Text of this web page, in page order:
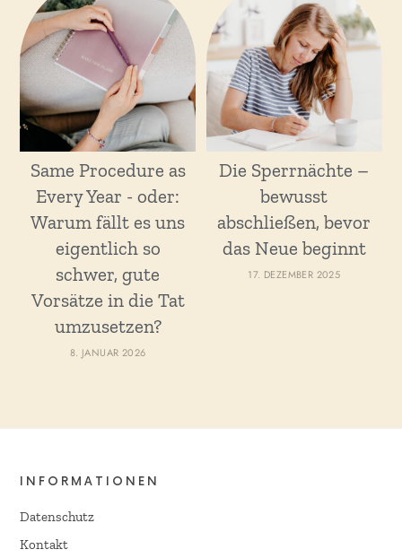
Same Procedure as
Every Year - oder:
Warum fällt es uns
eigentlich so
schwer, gute
Vorsätze in die Tat
umzusetzen?
8. JANUAR 2026
Die Sperrnächte –
bewusst
abschließen, bevor
das Neue beginnt
17. DEZEMBER 2025
INFORMATIONEN
Datenschutz
Kontakt